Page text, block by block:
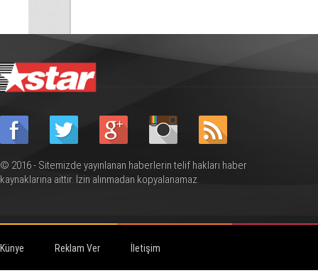
© 2016 - Sitemizde yayınlanan haberlerin telif hakları haber
kaynaklarına aittir. İzin alınmadan kopyalanamaz.
Künye Reklam Ver İletişim